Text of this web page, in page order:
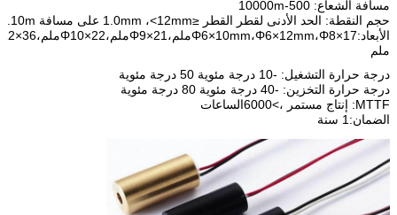
مسافة الشعاع: 500-10000m
حجم النقطة: الحد الأدنى لقطر القطر ≤1.0mm ،<12mm على مسافة 10m.
الأبعاد:
Φ6×10mm،Φ6×12mm،Φ8×17ملم،Φ9×21ملم،Φ10×22ملم،
ملم
درجة حرارة التشغيل: -10 درجة مئوية 50 درجة مئوية
درجة حرارة التخزين: -40 درجة مئوية 80 درجة مئوية
MTTF: إنتاج مستمر ،
>6000
الساعات
الضمان:1 سنة